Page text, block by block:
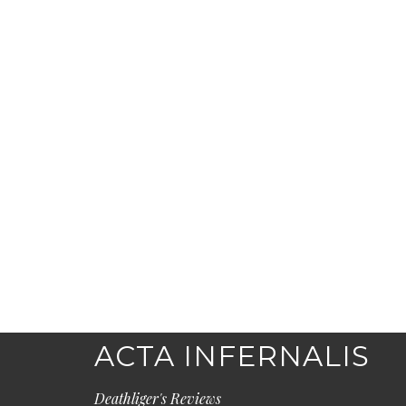
ACTA INFERNALIS
Deathliger's Reviews